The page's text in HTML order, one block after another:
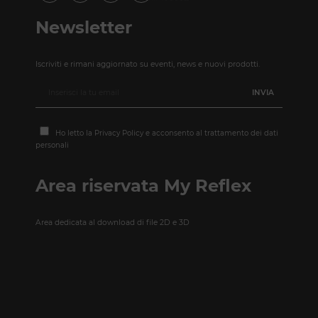
Newsletter
Iscriviti e rimani aggiornato su eventi, news e nuovi prodotti.
Ho letto la Privacy Policy e acconsento al trattamento dei dati
personali
Area riservata My Reflex
Area dedicata al download di file 2D e 3D